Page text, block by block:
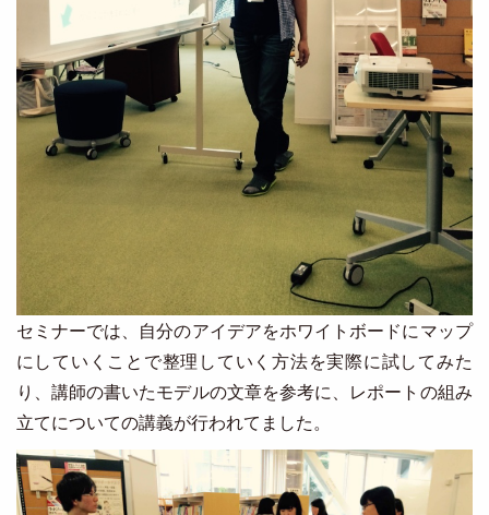
セミナーでは、自分のアイデアをホワイトボードにマップ
にしていくことで整理していく方法を実際に試してみた
り、講師の書いたモデルの文章を参考に、レポートの組み
立てについての講義が行われてました。
Image